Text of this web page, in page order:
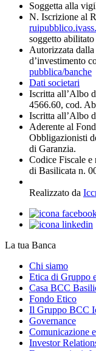
Soggetta alla
N. Iscrizione al
soggetto
Autorizzata
d’investimento
pubblica/banche
Dati societari
Iscritta all’Albo
4566.60, cod.
Iscritta all’Albo
Aderente al
Obbligazionisti
di Garanzia.
Codice Fiscale e
di Basilicata n.
Realizzato da
La tua Banca
Chi siamo
Etica di Gruppo
Casa BCC
Fondo Etico
Il Gruppo BCC
Governance
Comunicazione
Investor